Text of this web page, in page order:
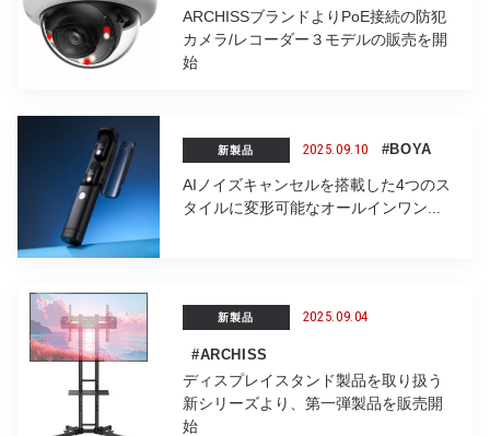
ARCHISSブランドよりPoE接続の防犯
カメラ/レコーダー３モデルの販売を開
始
新製品 2025.09.10 #BOYA
AIノイズキャンセルを搭載した4つのス
タイルに変形可能なオールインワン...
新製品 2025.09.04
#ARCHISS
ディスプレイスタンド製品を取り扱う
新シリーズより、第一弾製品を販売開
始